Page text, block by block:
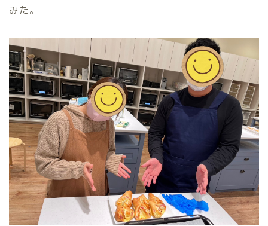
みた。